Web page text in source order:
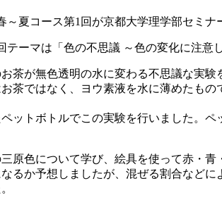
夏コース第1回が京都大学理学部セミナ
ーマは「色の不思議 ～色の変化に注意
茶が無色透明の水に変わる不思議な実験
茶ではなく、ヨウ素液を水に薄めたも
ットボトルでこの実験を行いました。ペ
原色について学び、絵具を使って赤・
るか予想しましたが、混ぜる割合など